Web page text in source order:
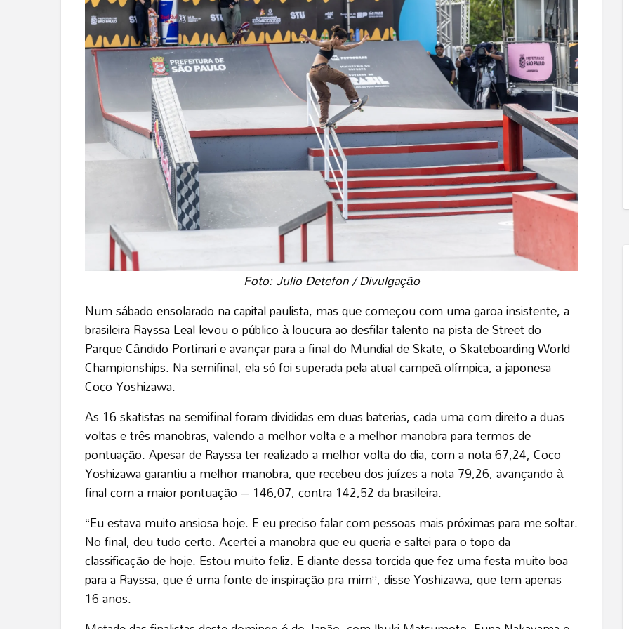
Foto: Julio Detefon / Divulgação
Num sábado ensolarado na capital paulista, mas que começou com uma garoa insistente, a
brasileira Rayssa Leal levou o público à loucura ao desfilar talento na pista de Street do
Parque Cândido Portinari e avançar para a final do Mundial de Skate, o Skateboarding World
Championships. Na semifinal, ela só foi superada pela atual campeã olímpica, a japonesa
Coco Yoshizawa.
As 16 skatistas na semifinal foram divididas em duas baterias, cada uma com direito a duas
voltas e três manobras, valendo a melhor volta e a melhor manobra para termos de
pontuação. Apesar de Rayssa ter realizado a melhor volta do dia, com a nota 67,24, Coco
Yoshizawa garantiu a melhor manobra, que recebeu dos juízes a nota 79,26, avançando à
final com a maior pontuação – 146,07, contra 142,52 da brasileira.
“Eu estava muito ansiosa hoje. E eu preciso falar com pessoas mais próximas para me soltar.
No final, deu tudo certo. Acertei a manobra que eu queria e saltei para o topo da
classificação de hoje. Estou muito feliz. E diante dessa torcida que fez uma festa muito boa
para a Rayssa, que é uma fonte de inspiração pra mim”, disse Yoshizawa, que tem apenas
16 anos.